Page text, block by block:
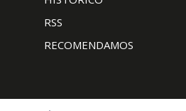
RSS
RECOMENDAMOS